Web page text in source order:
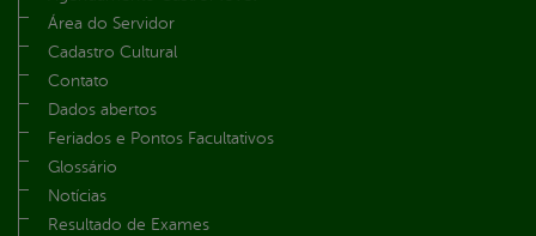
Área do Servidor
Cadastro Cultural
Contato
Dados abertos
Feriados e Pontos Facultativos
Glossário
Notícias
Resultado de Exames